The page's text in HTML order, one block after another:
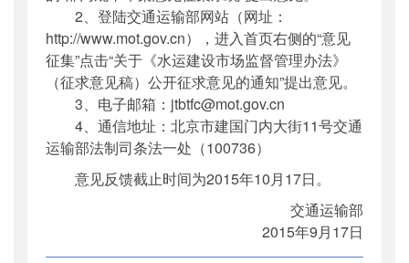
2、登陆交通运输部网站（网址：
http://www.mot.gov.cn），进入首页右侧的“意见
征集”点击“关于《水运建设市场监督管理办法》
（征求意见稿）公开征求意见的通知”提出意见。
3、电子邮箱：jtbtfc@mot.gov.cn
4、通信地址：北京市建国门内大街11号交通
运输部法制司条法一处（100736）
意见反馈截止时间为2015年10月17日。
交通运输部
2015年9月17日